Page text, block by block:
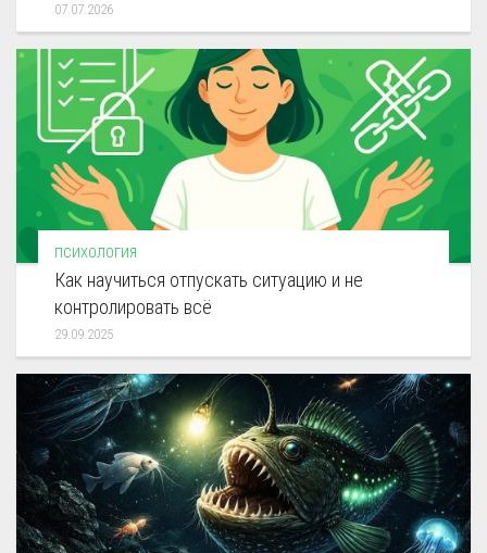
07.07.2026
ПСИХОЛОГИЯ
Как научиться отпускать ситуацию и не
контролировать всё
29.09.2025